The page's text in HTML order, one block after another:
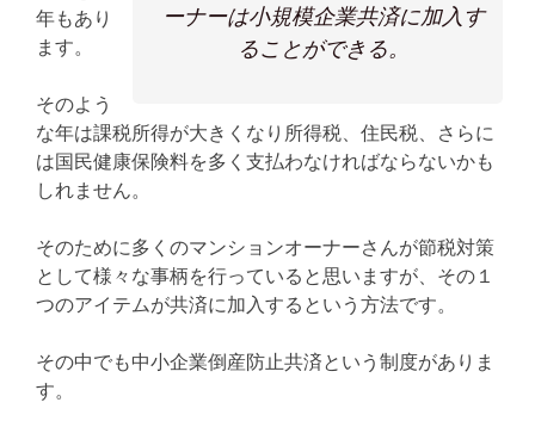
ーナーは小規模企業共済に加入す
ることができる。
年もあり
ます。
そのよう
な年は課税所得が大きくなり所得税、住民税、さらに
は国民健康保険料を多く支払わなければならないかも
しれません。
そのために多くのマンションオーナーさんが節税対策
として様々な事柄を行っていると思いますが、その１
つのアイテムが共済に加入するという方法です。
その中でも中小企業倒産防止共済という制度がありま
す。